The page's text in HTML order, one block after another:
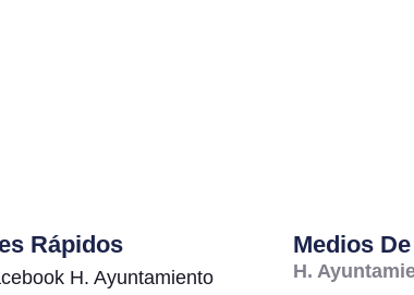
Rápidos
H. Ayuntamiento
Medios
H.